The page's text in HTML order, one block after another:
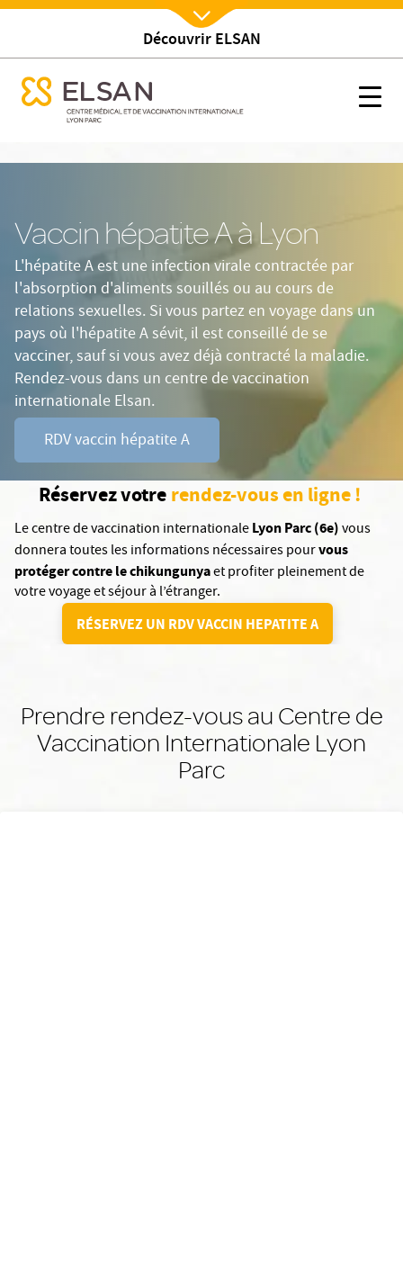
au
Découvrir ELSAN
Vaccin hépatite VHA à Lyon
menu mobile
Nx:Afficher menu
menu mobile
Vaccin hépatite A à Lyon
L'hépatite A est une infection virale contractée par
l'absorption d'aliments souillés ou au cours de
relations sexuelles. Si vous partez en voyage dans un
pays où l'hépatite A sévit, il est conseillé de se
vacciner, sauf si vous avez déjà contracté la maladie.
Rendez-vous dans un centre de vaccination
internationale Elsan.
RDV vaccin hépatite A
Réservez votre rendez-vous en ligne !
Le centre de vaccination internationaleLyon Parc (6e)vous
donnera toutes les informations nécessaires pourvous
protéger contre le chikungunyaet profiter pleinement de
votre voyage et séjour à l’étranger.
RÉSERVEZ UN RDV VACCIN HEPATITE A
Prendre rendez-vous au Centre de
Vaccination Internationale Lyon
Parc